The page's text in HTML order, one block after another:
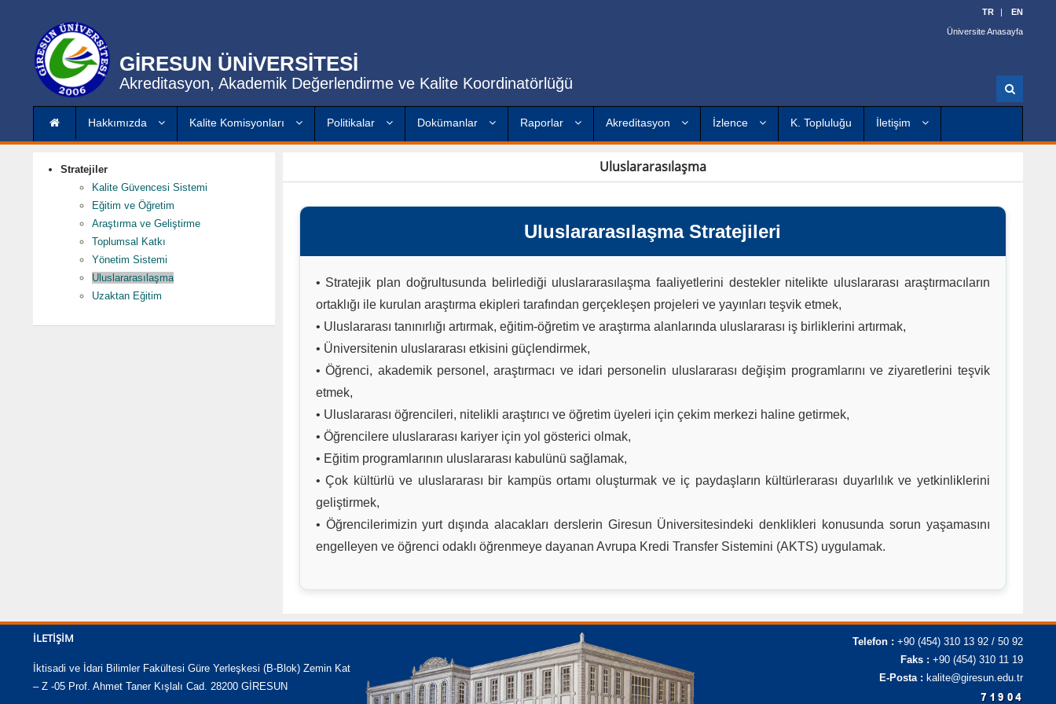
GİRESUN ÜNİVERSİTESİ
Akreditasyon, Akademik Değerlendirme ve Kalite Koordinatörlüğü
TR EN
Üniversite Anasayfa
r
Hakkımızda Kalite Komisyonları Politikalar Dokümanlar Raporlar Akreditasyon İzlence K. Topluluğu İletişim
Stratejiler
Kalite Güvencesi Sistemi
Eğitim ve Öğretim
Araştırma ve Geliştirme
Toplumsal Katkı
Yönetim Sistemi
Uluslararasılaşma
Uzaktan Eğitim
Uluslararasılaşma
Uluslararasılaşma Stratejileri
• Stratejik plan doğrultusunda belirlediği uluslararasılaşma faaliyetlerini destekler nitelikte uluslararası araştırmacıların
ortaklığı ile kurulan araştırma ekipleri tarafından gerçekleşen projeleri ve yayınları teşvik etmek,
• Uluslararası tanınırlığı artırmak, eğitim-öğretim ve araştırma alanlarında uluslararası iş birliklerini artırmak,
• Üniversitenin uluslararası etkisini güçlendirmek,
• Öğrenci, akademik personel, araştırmacı ve idari personelin uluslararası değişim programlarını ve ziyaretlerini teşvik
etmek,
• Uluslararası öğrencileri, nitelikli araştırıcı ve öğretim üyeleri için çekim merkezi haline getirmek,
• Öğrencilere uluslararası kariyer için yol gösterici olmak,
• Eğitim programlarının uluslararası kabulünü sağlamak,
• Çok kültürlü ve uluslararası bir kampüs ortamı oluşturmak ve iç paydaşların kültürlerarası duyarlılık ve yetkinliklerini
geliştirmek,
• Öğrencilerimizin yurt dışında alacakları derslerin Giresun Üniversitesindeki denklikleri konusunda sorun yaşamasını
engelleyen ve öğrenci odaklı öğrenmeye dayanan Avrupa Kredi Transfer Sistemini (AKTS) uygulamak.
İLETIŞIM
İktisadi ve İdari Bilimler Fakültesi Güre Yerleşkesi (B-Blok) Zemin Kat
– Z -05 Prof. Ahmet Taner Kışlalı Cad. 28200 GİRESUN
Telefon : +90 (454) 310 13 92 / 50 92
Faks : +90 (454) 310 11 19
E-Posta : kalite@giresun.edu.tr